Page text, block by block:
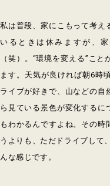
私は普段、家にこもって考え
いるときは休みますが、
（笑）。“環境を変える”こ
ます。天気が良ければ朝6時
ライブが好きで、山などの自
ら見ている景色が変化するに
もわかるんですよね。その時
うよりも、ただドライブして
んな感じです。